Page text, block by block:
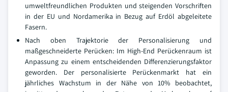
umweltfreundlichen Produkten und steigenden Vorschriften
in der EU und Nordamerika in Bezug auf Erdöl abgeleitete
Fasern.
Nach oben Trajektorie der Personalisierung und
maßgeschneiderte Perücken: Im High-End Perückenraum ist
Anpassung zu einem entscheidenden Differenzierungsfaktor
geworden. Der personalisierte Perückenmarkt hat ein
jährliches Wachstum in der Nähe von 10% beobachtet,